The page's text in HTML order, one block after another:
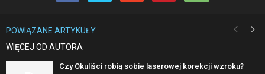
POWIĄZANE ARTYKUŁY
WIĘCEJ OD AUTORA
Czy Okuliści robią sobie laserowej korekcji wzroku?